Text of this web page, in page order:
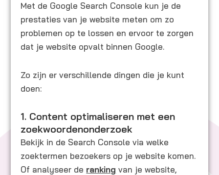
Met de Google Search Console kun je de
prestaties van je website meten om zo
problemen op te lossen en ervoor te zorgen
dat je website opvalt binnen Google.
Zo zijn er verschillende dingen die je kunt
doen:
1. Content optimaliseren met een
zoekwoordenonderzoek
Bekijk in de Search Console via welke
zoektermen bezoekers op je website komen.
Of analyseer de ranking van je website,